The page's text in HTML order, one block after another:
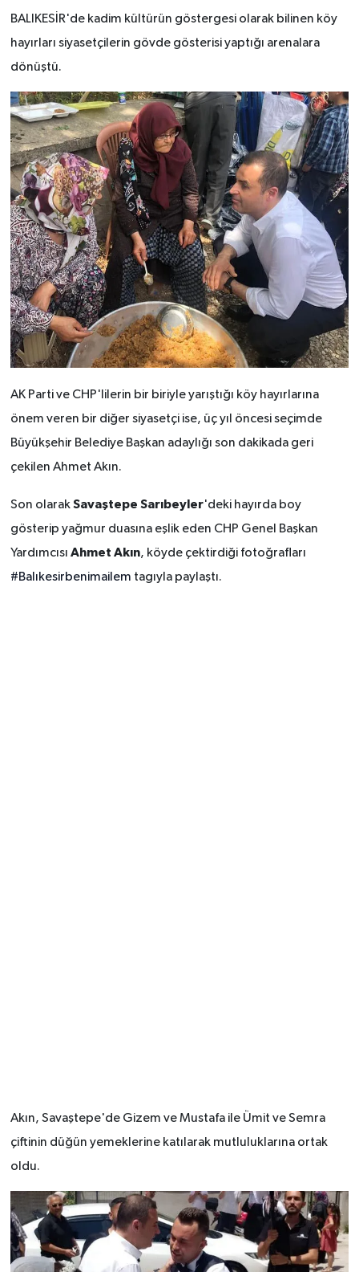
BALIKESİR'de kadim kültürün göstergesi olarak bilinen köy
hayırları siyasetçilerin gövde gösterisi yaptığı arenalara
dönüştü.
AK Parti ve CHP'lilerin bir biriyle yarıştığı köy hayırlarına
önem veren bir diğer siyasetçi ise, üç yıl öncesi seçimde
Büyükşehir Belediye Başkan adaylığı son dakikada geri
çekilen Ahmet Akın.
Son olarakSavaştepe Sarıbeyler'deki hayırda boy
gösterip yağmur duasına eşlik eden CHP Genel Başkan
Yardımcısı Ahmet Akın, köyde çektirdiği fotoğrafları
#Balıkesirbenimailem tagıyla paylaştı.
Akın, Savaştepe'de Gizem ve Mustafa ile Ümit ve Semra
çiftinin düğün yemeklerine katılarak mutluluklarına ortak
oldu.